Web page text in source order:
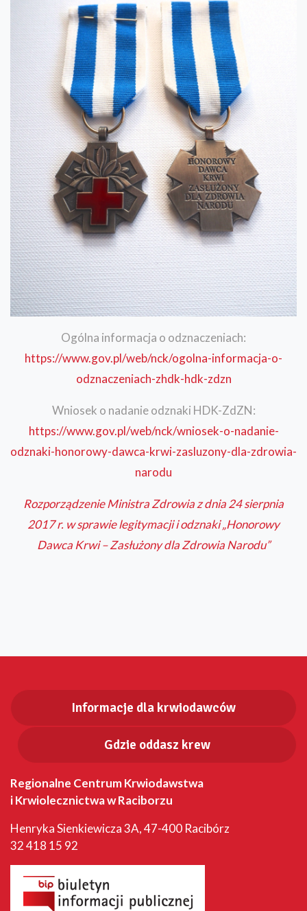
Ogólna informacja o odznaczeniach:
https://www.gov.pl/web/nck/ogolna-informacja-o-
odznaczeniach-zhdk-hdk-zdzn
Wniosek o nadanie odznaki HDK-ZdZN:
https://www.gov.pl/web/nck/wniosek-o-nadanie-
odznaki-honorowy-dawca-krwi-zasluzony-dla-zdrowia-
narodu
Rozporządzenie Ministra Zdrowia z dnia 24 sierpnia
2017 r. w sprawie legitymacji i odznaki „Honorowy
Dawca Krwi – Zasłużony dla Zdrowia Narodu”
Informacje dla krwiodawców
Gdzie oddasz krew
Regionalne Centrum Krwiodawstwa
i Krwiolecznictwa w Raciborzu
Henryka Sienkiewicza 3A, 47-400 Racibórz
32 418 15 92